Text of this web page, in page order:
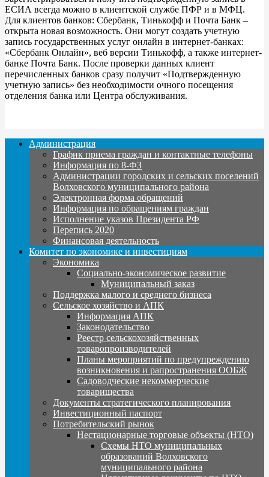
ЕСИА всегда можно в клиентской службе ПФР и в МФЦ.
Для клиентов банков: Сбербанк, Тинькофф и Почта Банк –
открыта новая возможность. Они могут создать учетную
запись государственных услуг онлайн в интернет-банках:
«Сбербанк Онлайн», веб версии Тинькофф, а также интернет-
банке Почта Банк. После проверки данных клиент
перечисленных банков сразу получит «Подтвержденную
учетную запись» без необходимости очного посещения
отделения банка или Центра обслуживания.
Администрация
График приема граждан и контактные телефоны
Информация по 8-ФЗ
Администрации городских и сельских поселений
Волховского муниципального района
Электронная форма обращений
Информация по обращениям граждан
Исполнение указов Президента РФ
Перепись 2020
Финансовая деятельность
Комитет по экономике и инвестициям
Экономика
Социально-экономическое развитие
Муниципальный заказ
Поддержка малого и среднего бизнеса
Сельское хозяйство и АПК
Информация АПК
Законодательство
Реестр сельскохозяйственных
товаропроизводителей
Планы мероприятий по предупреждению
возникновения и рапространения ООБЖ
Садоводческие некоммерческие
товарищества
Документы стратегического планирования
Инвестиционный паспорт
Потребительский рынок
Нестационарные торговые объекты (НТО)
Схемы НТО муниципальных
образований Волховского
муниципального района